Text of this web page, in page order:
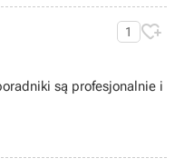
1 
są profesjonalnie i